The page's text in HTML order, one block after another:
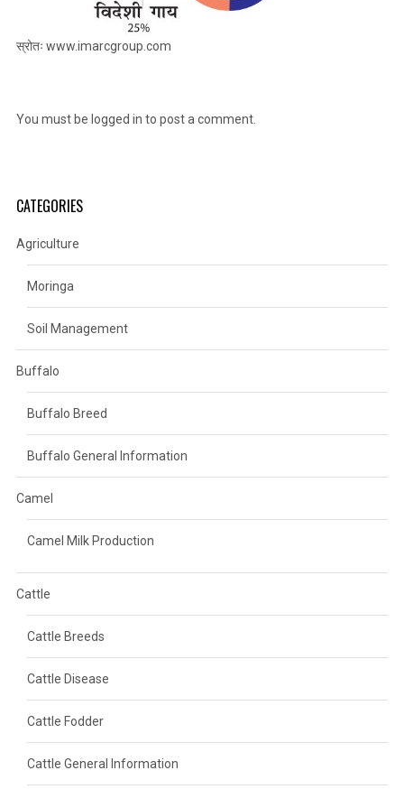
स्रोतः www.imarcgroup.com
You must be logged in to post a comment.
CATEGORIES
Agriculture
Moringa
Soil Management
Buffalo
Buffalo Breed
Buffalo General Information
Camel
Camel Milk Production
Cattle
Cattle Breeds
Cattle Disease
Cattle Fodder
Cattle General Information